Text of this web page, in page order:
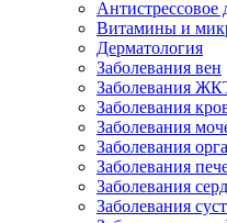
Антистрессовое
Витамины и
Дерматология
Заболевания вен
Заболевания
Заболевания
Заболевания
Заболевания
Заболевания
Заболевания
Заболевания